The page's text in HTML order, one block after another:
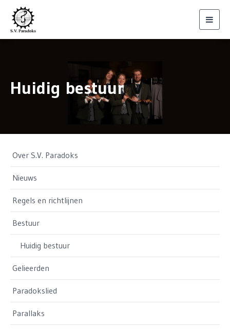
Huidig bestuur
Over S.V. Paradoks
Nieuws
Regels en richtlijnen
Bestuur
Huidig bestuur
Gelieerden
Paradokslied
Parallaks